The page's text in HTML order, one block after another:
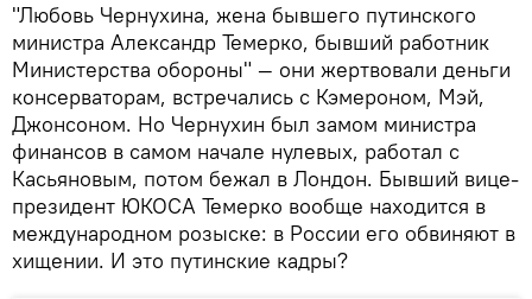
"Любовь Чернухина, жена бывшего путинского
министра Александр Темерко, бывший работник
Министерства обороны" — они жертвовали деньги
консерваторам, встречались с Кэмероном, Мэй,
Джонсоном. Но Чернухин был замом министра
финансов в самом начале нулевых, работал с
Касьяновым, потом бежал в Лондон. Бывший вице-
президент ЮКОСА Темерко вообще находится в
международном розыске: в России его обвиняют в
хищении. И это путинские кадры?